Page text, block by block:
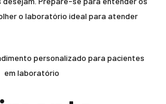
o laboratório ideal para atender